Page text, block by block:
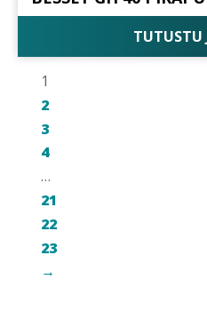
TUTUSTU
1
2
3
4
…
21
22
23
→